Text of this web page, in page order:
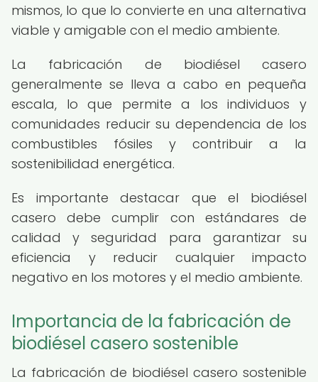
mismos, lo que lo convierte en una alternativa
viable y amigable con el medio ambiente.
La fabricación de biodiésel casero
generalmente se lleva a cabo en pequeña
escala, lo que permite a los individuos y
comunidades reducir su dependencia de los
combustibles fósiles y contribuir a la
sostenibilidad energética.
Es importante destacar que el biodiésel
casero debe cumplir con estándares de
calidad y seguridad para garantizar su
eficiencia y reducir cualquier impacto
negativo en los motores y el medio ambiente.
Importancia de la fabricación de
biodiésel casero sostenible
La fabricación de biodiésel casero sostenible